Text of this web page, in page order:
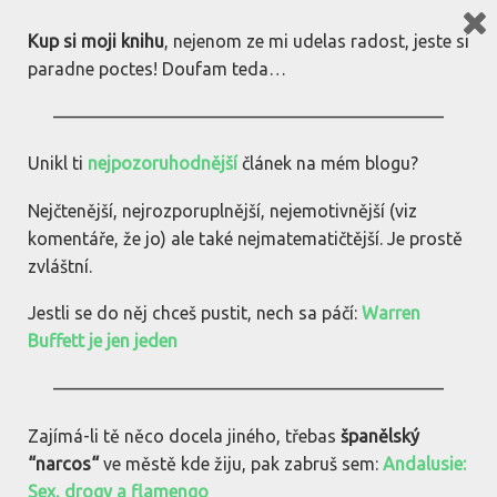
bez(dia)kritiky.cz
PDFka
5.5.2017 komentare: 0 LK 1 mincteni
PDFka
Kellyho vzorec – PDF ready
PREDCHOZI
Pridej slovo do pranice
Kup si moji knihu, nejenom ze mi udelas radost, jeste si
paradne poctes! Doufam teda…
——————————————————————
Unikl ti nejpozoruhodnějšíčlánek na mém blogu?
Nejčtenější, nejrozporuplnější, nejemotivnější (viz
komentáře, že jo) ale také nejmatematičtější. Je prostě
zvláštní.
Jestli se do něj chceš pustit, nech sa páčí: Warren
Buffett je jen jeden
——————————————————————
Zajímá-li tě něco docela jiného, třebas španělský
“narcos“ve městě kde žiju, pak zabruš sem: Andalusie:
Sex, drogy a flamengo